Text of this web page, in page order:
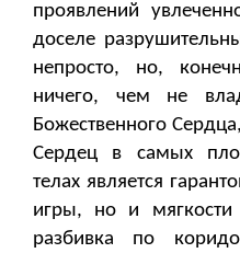
проявлений
доселе
непросто, но,
ничего, чем не
Божественного
Сердец в самых
телах является
игры, но и
разбивка по